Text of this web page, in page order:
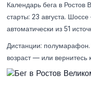
Календарь бега в
старты: 23 августа.
автоматически из 51
Дистанции:
возраст — или вернитесь